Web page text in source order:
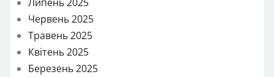
Червень 2025
Травень 2025
Квітень 2025
Березень 2025